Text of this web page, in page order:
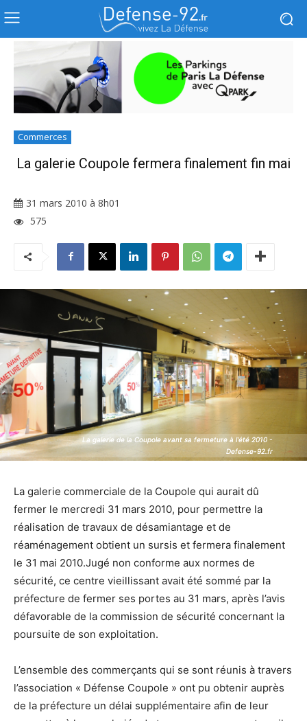
Commerces
La galerie Coupole fermera finalement fin mai
31 mars 2010 à 8h01
575
La galerie de la Coupole avant sa fermeture à l'été 2010 -
Defense-92.fr
La galerie de la Coupole avant sa fermeture à l'été 2010 -
Defense-92.fr
La galerie commerciale de la Coupole qui aurait dû
fermer le mercredi 31 mars 2010, pour permettre la
réalisation de travaux de désamiantage et de
réaménagement obtient un sursis et fermera finalement
le 31 mai 2010.Jugé non conforme aux normes de
sécurité, ce centre vieillissant avait été sommé par la
préfecture de fermer ses portes au 31 mars, après l’avis
défavorable de la commission de sécurité concernant la
poursuite de son exploitation.
L’ensemble des commerçants qui se sont réunis à travers
l’association « Défense Coupole » ont pu obtenir auprès
de la préfecture un délai supplémentaire afin de leur